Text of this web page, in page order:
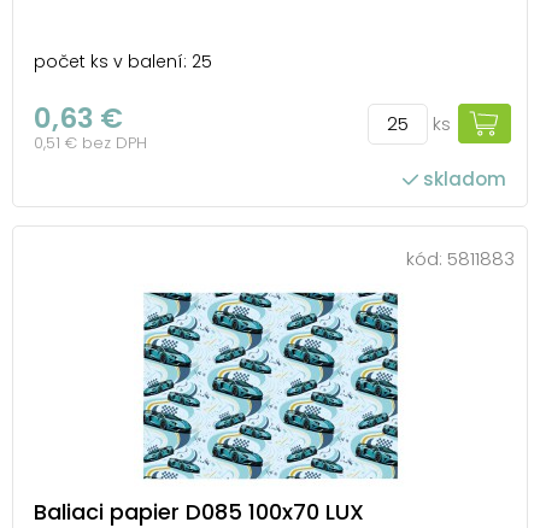
počet ks v balení: 25
0,63 €
0,51 € bez DPH
ks
skladom
kód: 5811883
Baliaci papier D085 100x70 LUX